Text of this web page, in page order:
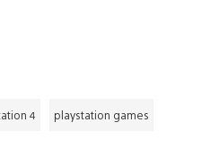
4 playstation games